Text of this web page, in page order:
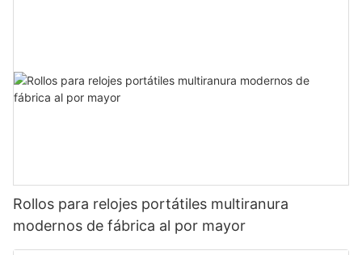
Rollos para relojes portátiles multiranura
modernos de fábrica al por mayor